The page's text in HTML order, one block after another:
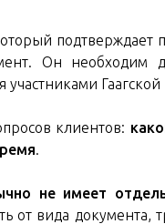
подтверждает
Он необходим
участниками
клиентов:
.
не имеет
от вида